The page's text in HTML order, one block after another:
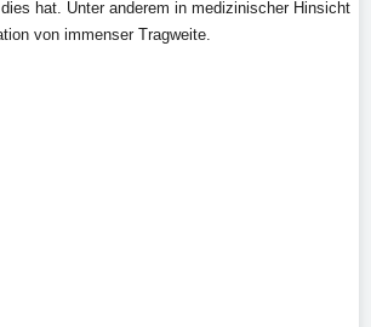
hat. Unter anderem in medizinischer Hinsicht
von immenser Tragweite.